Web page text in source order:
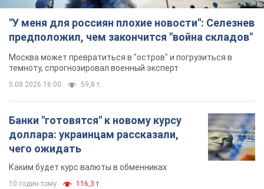
"У меня для россиян плохие новости": Селезнев
предположил, чем закончится "война складов"
Москва может превратиться в "остров" и погрузиться в
темноту, спрогнозировал военный эксперт
5.08.2026 16:00 59,8 т.
Банки "готовятся" к новому курсу
доллара: украинцам рассказали,
чего ожидать
Каким будет курс валюты в обменниках
10 годин тому 116,3 т.